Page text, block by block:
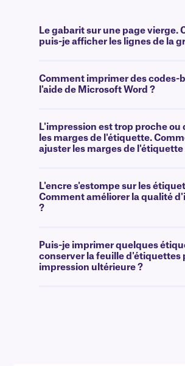
Le gabarit sur une page vierge.
puis-je afficher les lignes de la
Comment imprimer des codes-
l'aide de Microsoft Word ?
L'impression est trop proche ou
les marges de l'étiquette.
ajuster les marges de l'étiquette
L'encre s'estompe sur les
Comment améliorer la qualité
?
Puis-je imprimer quelques
conserver la feuille d'étiquettes
impression ultérieure ?